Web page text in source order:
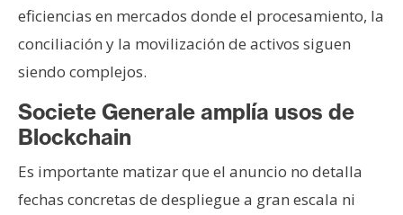
eficiencias en mercados donde el procesamiento, la
conciliación y la movilización de activos siguen
siendo complejos.
Societe Generale amplía usos de
Blockchain
Es importante matizar que el anuncio no detalla
fechas concretas de despliegue a gran escala ni